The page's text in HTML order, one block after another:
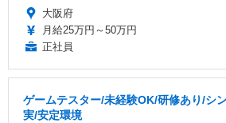
大阪府
月給25万円～50万円
正社員
ゲームテスター/未経験OK/研修あり/シ
実/安定環境